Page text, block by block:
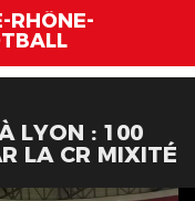
RHÔNE-
LYON : 100
LA CR MIXITÉ